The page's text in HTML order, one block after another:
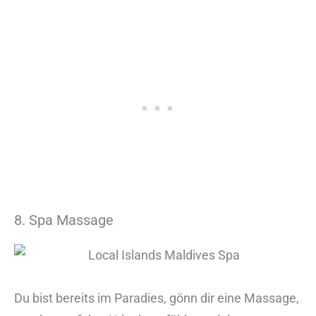
8. Spa Massage
Du bist bereits im Paradies, gönn dir eine Massage,